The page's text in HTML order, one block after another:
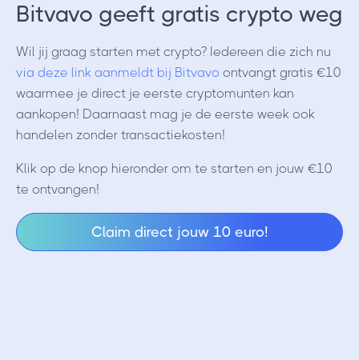
Bitvavo geeft gratis crypto weg
Wil jij graag starten met crypto? Iedereen die zich nu
via deze link aanmeldt bij Bitvavo ontvangt gratis €10
waarmee je direct je eerste cryptomunten kan
aankopen! Daarnaast mag je de eerste week ook
handelen zonder transactiekosten!
Klik op de knop hieronder om te starten en jouw €10
te ontvangen!
Claim direct jouw 10 euro!